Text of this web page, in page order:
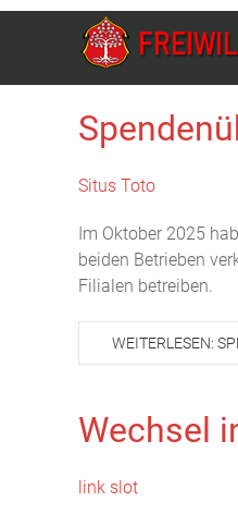
Situs Toto
Im Oktober 2025
beiden Betrieben
Filialen betreiben.
WEITERLESEN:
Wechsel
link slot